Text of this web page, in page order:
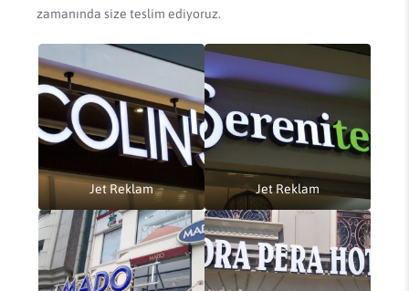
zamanında size teslim ediyoruz.
Jet Reklam Jet Reklam